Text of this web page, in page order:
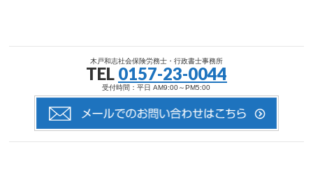
木戸和志社会保険労務士・行政書士事務所
TEL 0157-23-0044
受付時間：平日 AM9:00～PM5:00